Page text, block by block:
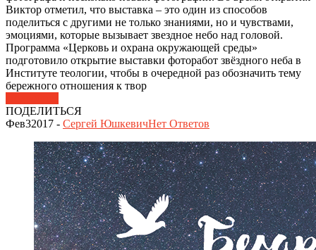
Виктор отметил, что выставка – это один из способов
поделиться с другими не только знаниями, но и чувствами,
эмоциями, которые вызывает звездное небо над головой.
Программа «Церковь и охрана окружающей среды»
подготовило открытие выставки фоторабот звёздного неба в
Институте теологии, чтобы в очередной раз обозначить тему
бережного отношения к твор
ПОДЕЛИТЬСЯ
Фев32017 - Сергей ЮшкевичНет Ответов